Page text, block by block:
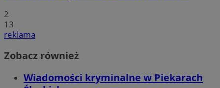
2
13
reklama
Zobacz również
Wiadomości kryminalne w Piekarach